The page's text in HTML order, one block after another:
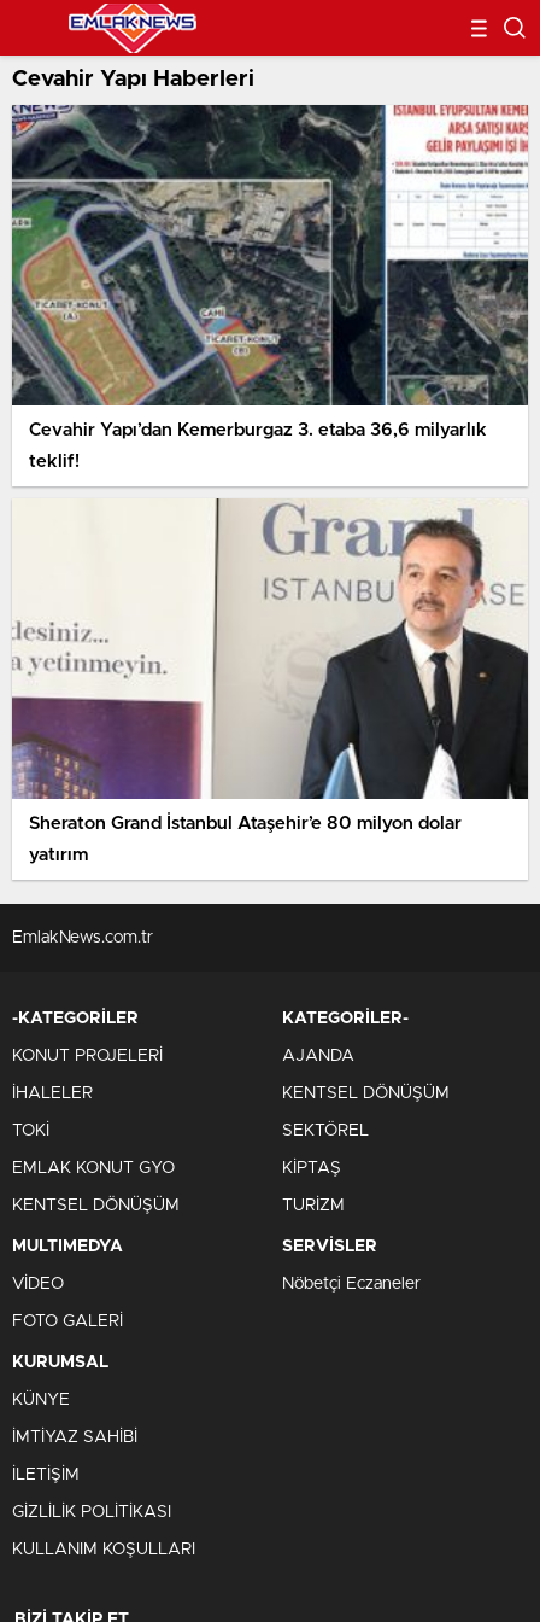
Cevahir Yapı Haberleri
Cevahir Yapı’dan Kemerburgaz 3. etaba 36,6 milyarlık
teklif!
Sheraton Grand İstanbul Ataşehir’e 80 milyon dolar
yatırım
EmlakNews.com.tr
-KATEGORİLER
KONUT PROJELERİ
İHALELER
TOKİ
EMLAK KONUT GYO
KENTSEL DÖNÜŞÜM
KATEGORİLER-
AJANDA
KENTSEL DÖNÜŞÜM
SEKTÖREL
KİPTAŞ
TURİZM
MULTIMEDYA
VİDEO
FOTO GALERİ
SERVİSLER
Nöbetçi Eczaneler
KURUMSAL
KÜNYE
İMTİYAZ SAHİBİ
İLETİŞİM
GİZLİLİK POLİTİKASI
KULLANIM KOŞULLARI